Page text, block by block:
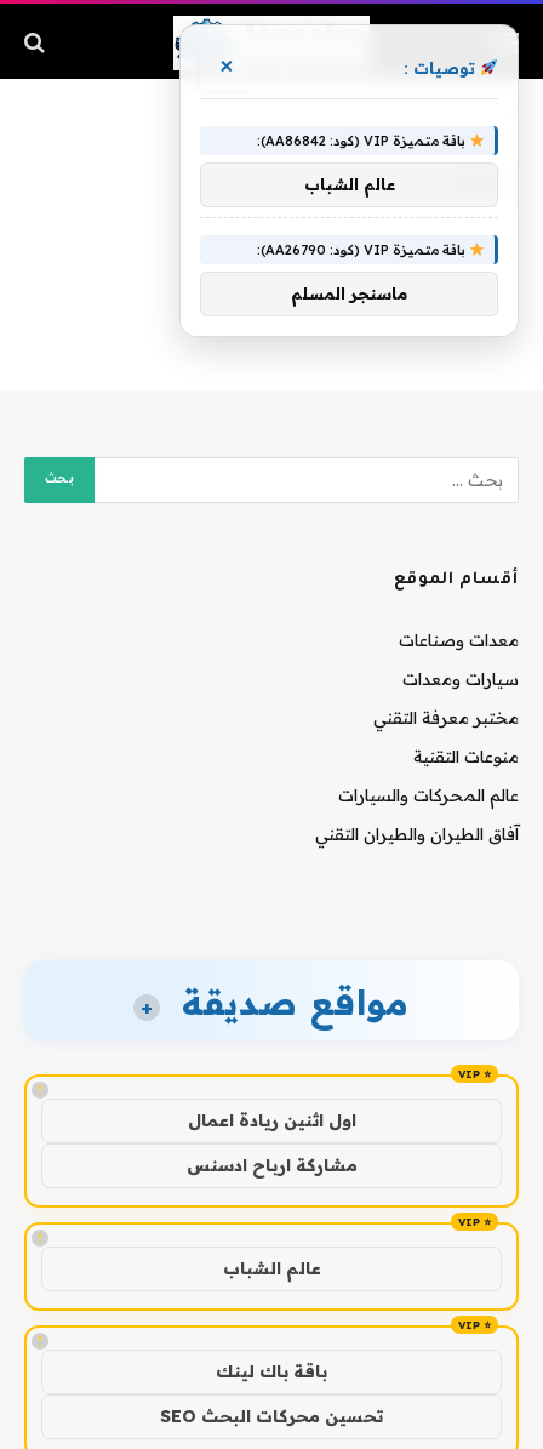
أقسام الموقع
معدات وصناعات
سيارات ومعدات
مختبر معرفة التقني
منوعات التقنية
عالم المحركات والسيارات
آفاق الطيران والطيران التقني
مواقع صديقة +
!
اول اثنين ريادة اعمال
مشاركة ارباح ادسنس
!
عالم الشباب
!
باقة باك لينك
تحسين محركات البحث SEO
توصيات : ×
باقة متميزة VIP (كود: AA86842):
عالم الشباب
باقة متميزة VIP (كود: AA26790):
ماسنجر المسلم